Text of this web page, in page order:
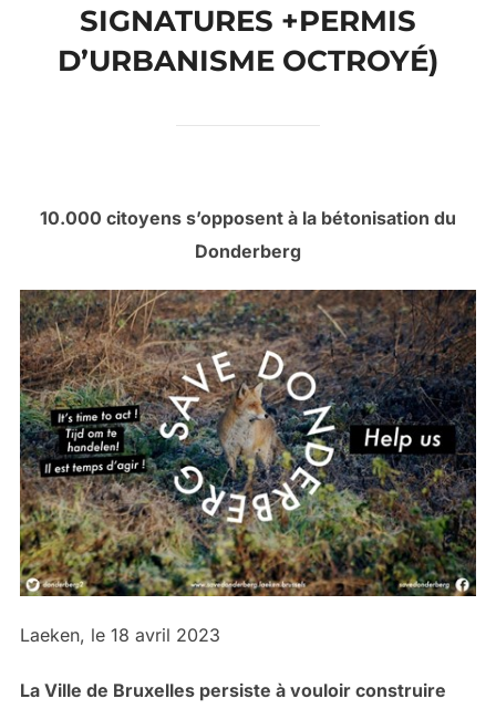
SIGNATURES +PERMIS
D’URBANISME OCTROYÉ)
10.000 citoyens s’opposent à la bétonisation du
Donderberg
Laeken, le 18 avril 2023
La Ville de Bruxelles persiste à vouloir construire